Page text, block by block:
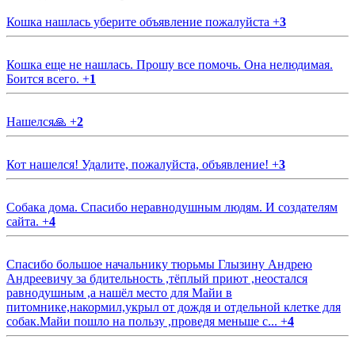
Кошка нашлась уберите объявление пожалуйста +3
Кошка еще не нашлась. Прошу все помочь. Она нелюдимая.
Боится всего. +1
Нашелся🙏 +2
Кот нашелся! Удалите, пожалуйста, объявление! +3
Собака дома. Спасибо неравнодушным людям. И создателям
сайта. +4
Спасибо большое начальнику тюрьмы Глызину Андрею
Андреевичу за бдительность ,тёплый приют ,неостался
равнодушным ,а нашёл место для Майи в
питомнике,накормил,укрыл от дождя и отдельной клетке для
собак.Майи пошло на пользу ,проведя меньше с... +4